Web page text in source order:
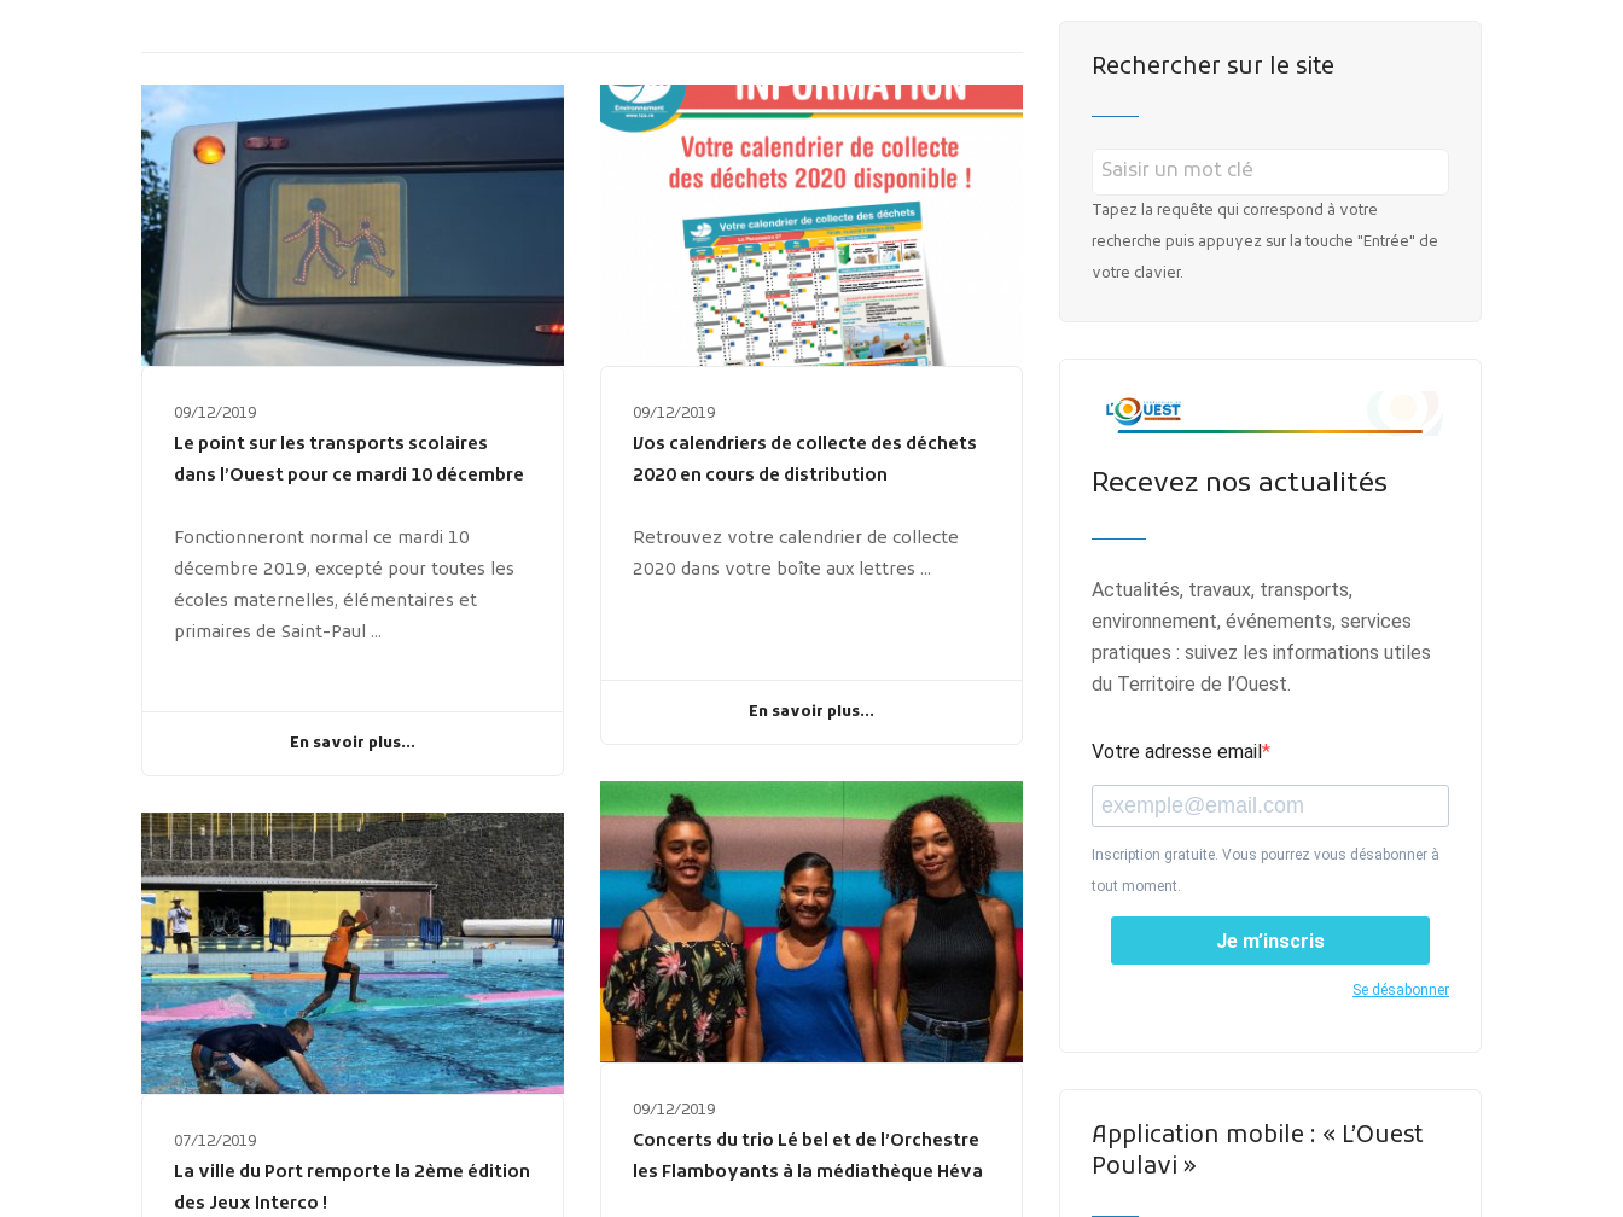
09/12/2019
Le point sur les transports scolaires
dans l’Ouest pour ce mardi 10 décembre
Fonctionneront normal ce mardi 10
décembre 2019, excepté pour toutes les
écoles maternelles, élémentaires et
primaires de Saint-Paul ...
En savoir plus...
09/12/2019
Vos calendriers de collecte des déchets
2020 en cours de distribution
Retrouvez votre calendrier de collecte
2020 dans votre boîte aux lettres ...
En savoir plus...
09/12/2019
Concerts du trio Lé bel et de l’Orchestre
les Flamboyants à la médiathèque Héva
07/12/2019
La ville du Port remporte la 2ème édition
des Jeux Interco !
Rechercher sur le site
Tapez la requête qui correspond à votre
recherche puis appuyez sur la touche "Entrée" de
votre clavier.
Recevez nos actualités
Actualités, travaux, transports,
environnement, événements, services
pratiques : suivez les informations utiles
du Territoire de l’Ouest.
Votre adresse email
Inscription gratuite. Vous pourrez vous désabonner à
tout moment.
Je m’inscris
Se désabonner
Application mobile : « L’Ouest
Poulavi »